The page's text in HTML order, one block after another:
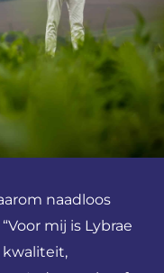
naadloos
mij is Lybrae
kwaliteit,